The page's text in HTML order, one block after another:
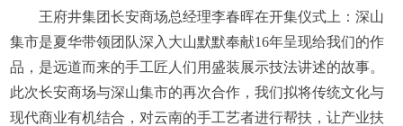
王府井集团长安商场总经理李春晖在开集仪式上：深山
集市是夏华带领团队深入大山默默奉献16年呈现给我们的作
品，是远道而来的手工匠人们用盛装展示技法讲述的故事。
此次长安商场与深山集市的再次合作，我们拟将传统文化与
现代商业有机结合，对云南的手工艺者进行帮扶，让产业扶